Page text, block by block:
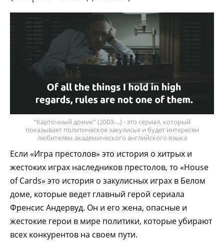
“Карточный домик” (2003-...) - это сериал, который
показывает политическое закулисье и будет интересен
любителям академического английского языка
Если «Игра престолов» это история о хитрых и
жестоких играх наследников престолов, то «House
of Cards» это история о закулисных играх в Белом
доме, которые ведет главный герой сериала
Френсис Андервуд. Он и его жена, опасные и
жестокие герои в мире политики, которые убирают
всех конкурентов на своем пути.